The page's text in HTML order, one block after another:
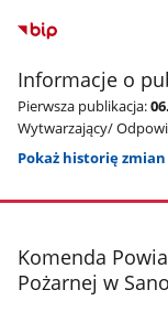
Informacje o
Pierwsza publikacja:
Wytwarzający/
Pokaż historię zmian
stopka
Komenda
Pożarnej w